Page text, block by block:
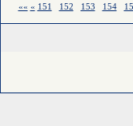
«« « 151 152 153 154